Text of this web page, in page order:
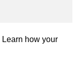
Learn how your